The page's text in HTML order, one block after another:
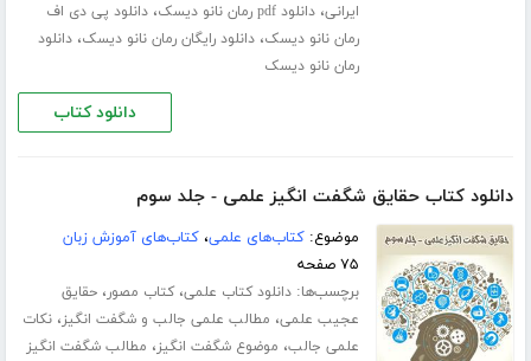
ایرانی،دانلود pdf رمان نانو دیسک ،دانلود پی دی اف
رمان نانو دیسک،دانلود رایگان رمان نانو دیسک،دانلود
رمان نانو دیسک
دانلود کتاب
دانلود کتاب حقایق شگفت انگیز علمی - جلد سوم
موضوع:کتاب‌های علمی،کتاب‌های آموزش زبان
۷۵ صفحه
برچسب‌ها:دانلود کتاب علمی،کتاب مصور،حقایق
عجیب علمی، مطالب علمی جالب و شگفت انگیز،نکات
علمی جالب، موضوع شگفت انگیز، مطالب شگفت انگیز